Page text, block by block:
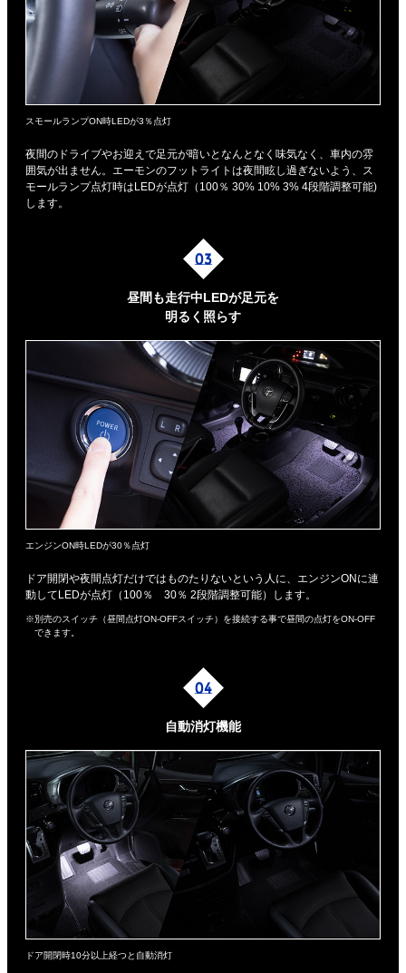
スモールランプON時LEDが3％点灯
夜間のドライブやお迎えで足元が暗いとなんとなく味気なく、車内の雰
囲気が出ません。エーモンのフットライトは夜間眩し過ぎないよう、ス
モールランプ点灯時はLEDが点灯（100％ 30% 10% 3% 4段階調整可能)
します。
昼間も走行中LEDが足元を
明るく照らす
エンジンON時LEDが30％点灯
ドア開閉や夜間点灯だけではものたりないという人に、エンジンONに連
動してLEDが点灯（100％ 30％ 2段階調整可能）します。
※別売のスイッチ（昼間点灯ON-OFFスイッチ）を接続する事で昼間の点灯をON-OFF
できます。
自動消灯機能
ドア開閉時10分以上経つと自動消灯